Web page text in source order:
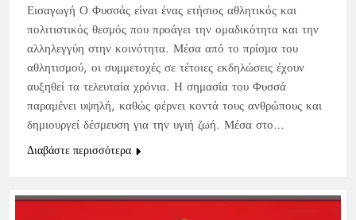
Εισαγωγή Ο Φυσσάς είναι ένας ετήσιος αθλητικός και
πολιτιστικός θεσμός που προάγει την ομαδικότητα και την
αλληλεγγύη στην κοινότητα. Μέσα από το πρίσμα του
αθλητισμού, οι συμμετοχές σε τέτοιες εκδηλώσεις έχουν
αυξηθεί τα τελευταία χρόνια. Η σημασία του Φυσσά
παραμένει υψηλή, καθώς φέρνει κοντά τους ανθρώπους και
δημιουργεί δέσμευση για την υγιή ζωή. Μέσα στο…
Διαβάστε περισσότερα